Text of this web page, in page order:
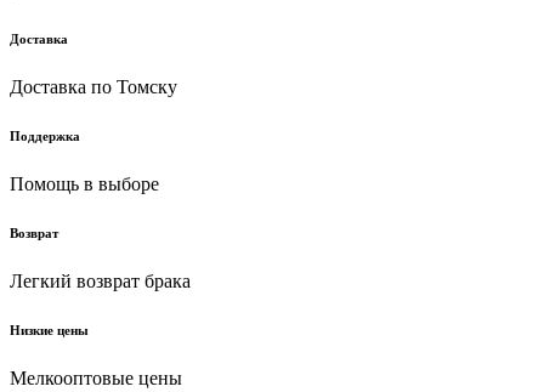
Доставка
Доставка по Томску
Поддержка
Помощь в выборе
Возврат
Легкий возврат брака
Низкие цены
Мелкооптовые цены